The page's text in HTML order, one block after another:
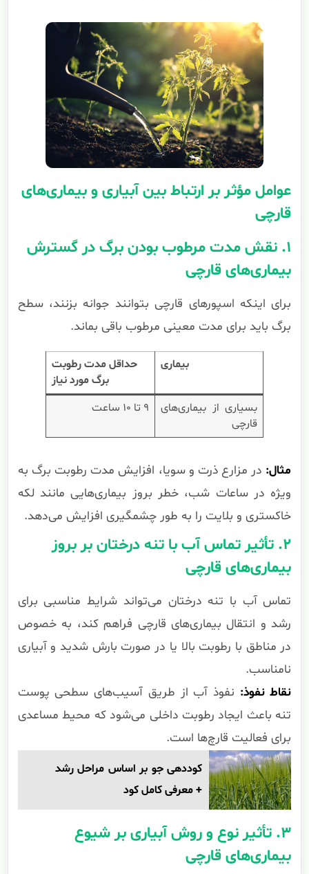
عوامل مؤثر بر ارتباط بین آبیاری و بیماری‌های
قارچی
۱. نقش مدت مرطوب بودن برگ در گسترش
بیماری‌های قارچی
برای اینکه اسپورهای قارچی بتوانند جوانه بزنند، سطح
برگ باید برای مدت معینی مرطوب باقی بماند.
بیماری
حداقل مدت رطوبت
برگ مورد نیاز
بسیاری از بیماری‌های
قارچی
۹ تا ۱۰ ساعت
مثال: در مزارع ذرت و سویا، افزایش مدت رطوبت برگ به
ویژه در ساعات شب، خطر بروز بیماری‌هایی مانند لکه
خاکستری و بلایت را به طور چشمگیری افزایش می‌دهد.
۲. تأثیر تماس آب با تنه درختان بر بروز
بیماری‌های قارچی
تماس آب با تنه درختان می‌تواند شرایط مناسبی برای
رشد و انتقال بیماری‌های قارچی فراهم کند، به خصوص
در مناطق با رطوبت بالا یا در صورت بارش شدید و آبیاری
نامناسب.
نقاط نفوذ: نفوذ آب از طریق آسیب‌های سطحی پوست
تنه باعث ایجاد رطوبت داخلی می‌شود که محیط مساعدی
برای فعالیت قارچ‌ها است.
کوددهی جو بر اساس مراحل رشد
+ معرفی کامل کود
۳. تأثیر نوع و روش آبیاری بر شیوع
بیماری‌های قارچی